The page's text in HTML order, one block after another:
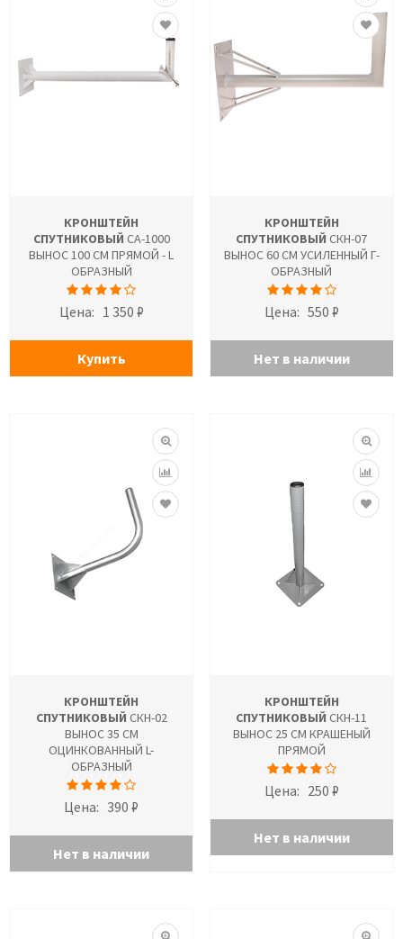
КРОНШТЕЙН
СПУТНИКОВЫЙ CA-1000
ВЫНОС 100 СМ ПРЯМОЙ - L
ОБРАЗНЫЙ
Цена: 1 350 ₽
Купить
КРОНШТЕЙН
СПУТНИКОВЫЙ СКН-07
ВЫНОС 60 СМ УСИЛЕННЫЙ Г-
ОБРАЗНЫЙ
Цена: 550 ₽
Нет в наличии
КРОНШТЕЙН
СПУТНИКОВЫЙ СКН-02
ВЫНОС 35 СМ
ОЦИНКОВАННЫЙ L-
ОБРАЗНЫЙ
Цена: 390 ₽
Нет в наличии
КРОНШТЕЙН
СПУТНИКОВЫЙ СКН-11
ВЫНОС 25 СМ КРАШЕНЫЙ
ПРЯМОЙ
Цена: 250 ₽
Нет в наличии